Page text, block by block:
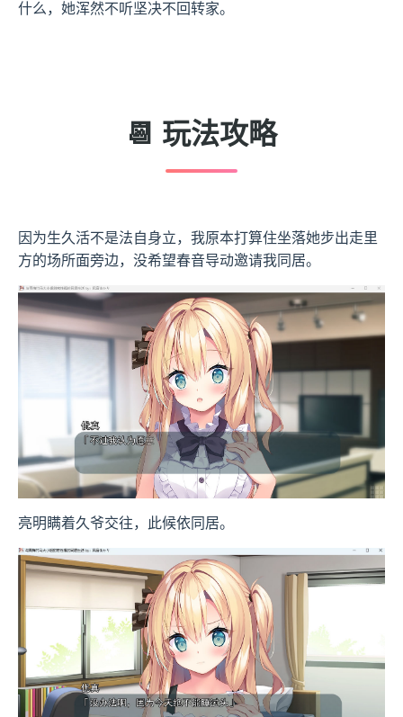
什么，她浑然不听坚决不回转家。
📆 玩法攻略
因为生久活不是法自身立，我原本打算住坐落她步出走里
方的场所面旁边，没希望春音导动邀请我同居。
亮明瞒着久爷交往，此候依同居。